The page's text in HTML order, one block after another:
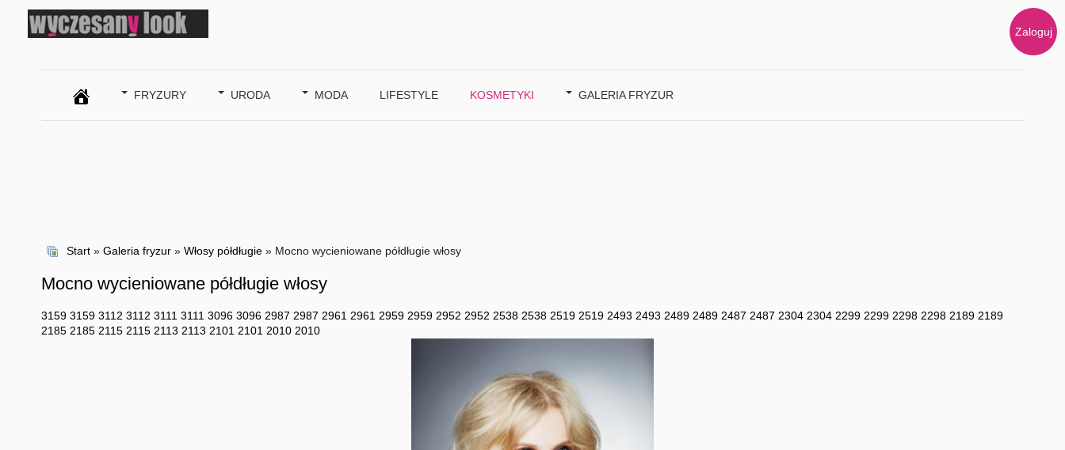
SZUKAJ
FRYZURY URODA MODA LIFESTYLE KOSMETYKI GALERIA FRYZUR
Start » Galeria fryzur » Włosy półdługie » Mocno wycieniowane półdługie włosy
Mocno wycieniowane półdługie włosy
3159 3159 3112 3112 3111 3111 3096 3096 2987 2987 2961 2961 2959 2959 2952 2952 2538 2538 2519 2519 2493 2493 2489 2489 2487 2487 2304 2304 2299 2299 2298 2298 2189 2189
2185 2185 2115 2115 2113 2113 2101 2101 2010 2010
Zaloguj